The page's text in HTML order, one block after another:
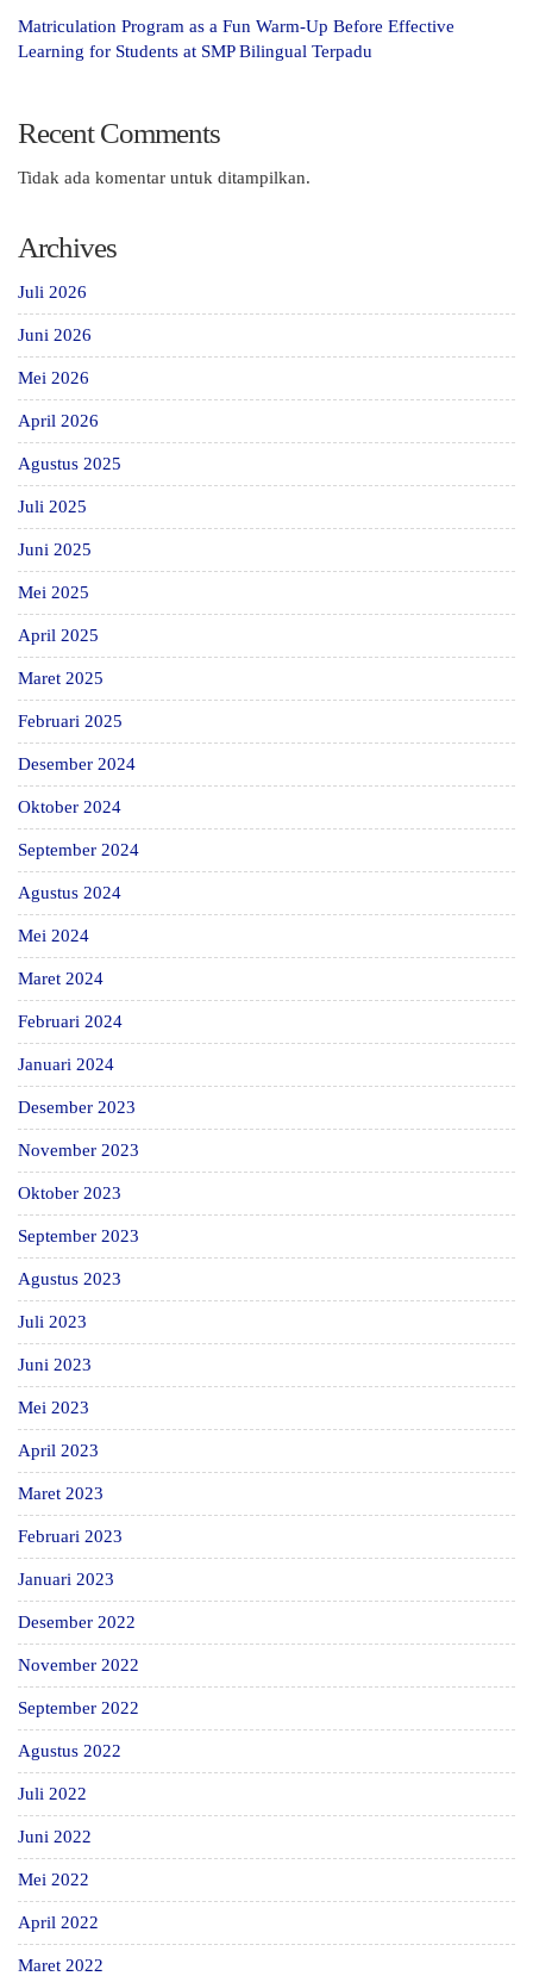
Matriculation Program as a Fun Warm-Up Before Effective
Learning for Students at SMP Bilingual Terpadu
Recent Comments
Tidak ada komentar untuk ditampilkan.
Archives
Juli 2026
Juni 2026
Mei 2026
April 2026
Agustus 2025
Juli 2025
Juni 2025
Mei 2025
April 2025
Maret 2025
Februari 2025
Desember 2024
Oktober 2024
September 2024
Agustus 2024
Mei 2024
Maret 2024
Februari 2024
Januari 2024
Desember 2023
November 2023
Oktober 2023
September 2023
Agustus 2023
Juli 2023
Juni 2023
Mei 2023
April 2023
Maret 2023
Februari 2023
Januari 2023
Desember 2022
November 2022
September 2022
Agustus 2022
Juli 2022
Juni 2022
Mei 2022
April 2022
Maret 2022